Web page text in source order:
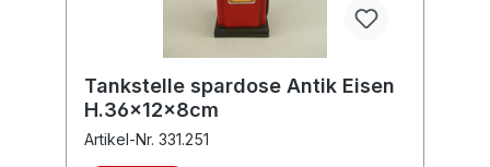
Tankstelle spardose Antik Eisen
H.36x12x8cm
Artikel-Nr. 331.251